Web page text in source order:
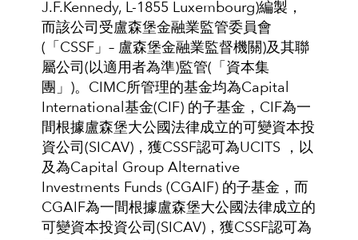
J.F.Kennedy, L-1855 Luxembourg)編製，
而該公司受盧森堡金融業監管委員會
(「CSSF」– 盧森堡金融業監督機關)及其聯
屬公司(以適用者為準)監管(「資本集
團」)。CIMC所管理的基金均為Capital
International基金(CIF) 的子基金，CIF為一
間根據盧森堡大公國法律成立的可變資本投
資公司(SICAV)，獲CSSF認可為UCITS ，以
及為Capital Group Alternative
Investments Funds (CGAIF) 的子基金，而
CGAIF為一間根據盧森堡大公國法律成立的
可變資本投資公司(SICAV)，獲CSSF認可為